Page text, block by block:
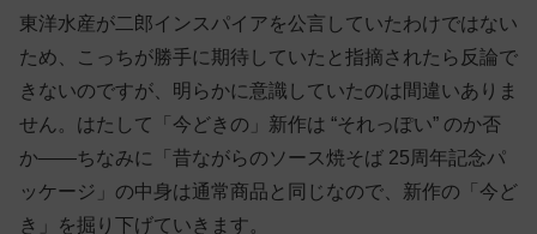
東洋水産が二郎インスパイアを公言していたわけではない
ため、こっちが勝手に期待していたと指摘されたら反論で
きないのですが、明らかに意識していたのは間違いありま
せん。はたして「今どきの」新作は “それっぽい” のか否
か——ちなみに「昔ながらのソース焼そば 25周年記念パ
ッケージ」の中身は通常商品と同じなので、新作の「今ど
き」を掘り下げていきます。